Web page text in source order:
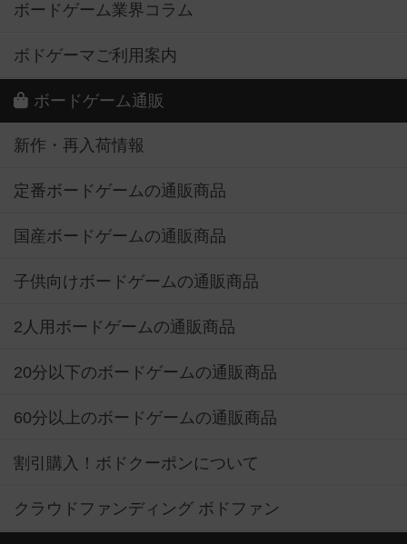
ボードゲーム業界コラム
ボドゲーマご利用案内
ボードゲーム通販
新作・再入荷情報
定番ボードゲームの通販商品
国産ボードゲームの通販商品
子供向けボードゲームの通販商品
2人用ボードゲームの通販商品
20分以下のボードゲームの通販商品
60分以上のボードゲームの通販商品
割引購入！ボドクーポンについて
クラウドファンディング ボドファン